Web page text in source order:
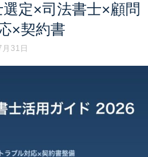
定×司法書士×顧問
×契約書
31日